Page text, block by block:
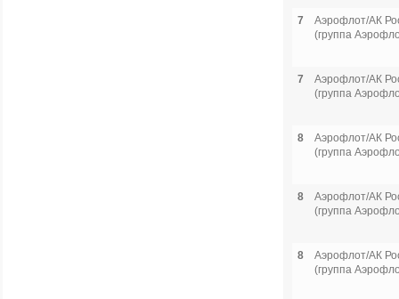
7
Аэрофлот/АК
(группа
7
Аэрофлот/АК
(группа
8
Аэрофлот/АК
(группа
8
Аэрофлот/АК
(группа
8
Аэрофлот/АК
(группа